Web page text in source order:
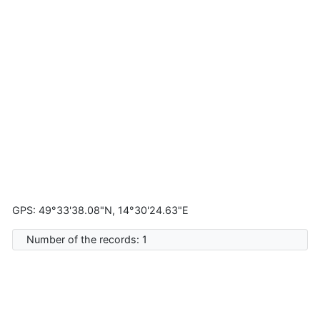
GPS: 49°33'38.08"N, 14°30'24.63"E
Number of the records: 1